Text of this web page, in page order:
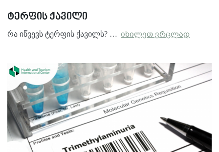
ტერფის ქავილი
რა იწვევს ტერფის ქავილს? … იხილეთ ვრცლად